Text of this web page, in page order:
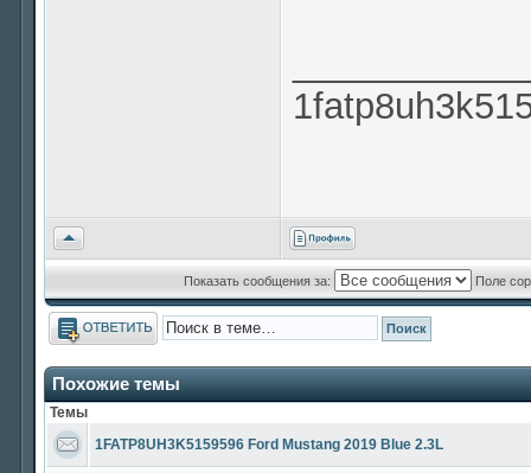
Вернуться
к
началу
Показать сообщения за: Поле
Ответить
Похожие темы
Темы
1FATP8UH3K5159596 Ford Mustang 2019 Blue 2.3L